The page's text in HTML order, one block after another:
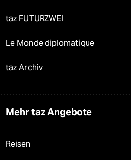
taz FUTURZWEI
Le Monde diplomatique
taz Archiv
Mehr taz Angebote
Reisen